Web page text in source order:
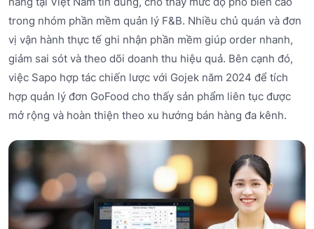
trong nhóm phần mềm quản lý F&B. Nhiều chủ quán và đơn
vị vận hành thực tế ghi nhận phần mềm giúp order nhanh,
giảm sai sót và theo dõi doanh thu hiệu quả. Bên cạnh đó,
việc Sapo hợp tác chiến lược với Gojek năm 2024 để tích
hợp quản lý đơn GoFood cho thấy sản phẩm liên tục được
mở rộng và hoàn thiện theo xu hướng bán hàng đa kênh.